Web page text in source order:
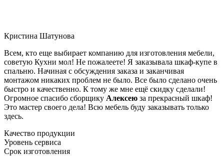
Кристина Шатунова
Всем, кто еще выбирает компанию для изготовления мебели,
советую Кухни мол! Не пожалеете! Я заказывала шкаф-купе в
спальню. Начиная с обсуждения заказа и заканчивая
монтажом никаких проблем не было. Все было сделано очень
быстро и качественно. К тому же мне ещё скидку сделали!
Огромное спасибо сборщику Алексею за прекрасный шкаф!
Это мастер своего дела! Всю мебель буду заказывать только
здесь.
Качество продукции
Уровень сервиса
Срок изготовления